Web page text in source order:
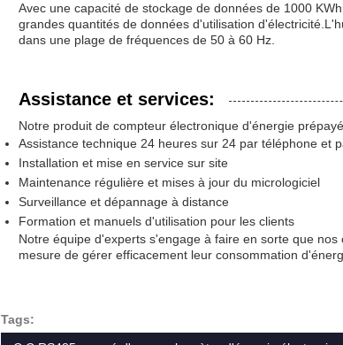
Avec une capacité de stockage de données de 1000
grandes quantités de données d'utilisation
dans une plage de fréquences de 50 à 60 Hz.
Assistance et services:
Notre produit de compteur électronique d'énergie
Assistance technique 24 heures sur 24 par téléphone et
Installation et mise en service sur site
Maintenance régulière et mises à jour du micrologiciel
Surveillance et dépannage à distance
Formation et manuels d'utilisation pour les clients
Notre équipe d'experts s'engage à faire en sorte que
mesure de gérer efficacement leur consommation
Tags: